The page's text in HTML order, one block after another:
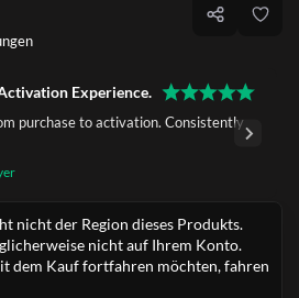
Experience.
purchase to activation. Consistently
nicht der Region dieses Produkts.
nicht auf Ihrem Konto.
dem Kauf fortfahren möchten, fahren